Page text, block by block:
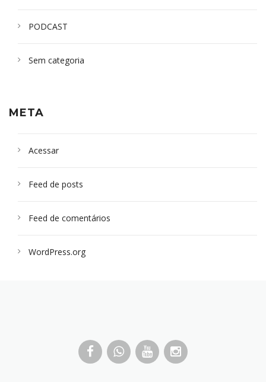
PODCAST
Sem categoria
META
Acessar
Feed de posts
Feed de comentários
WordPress.org